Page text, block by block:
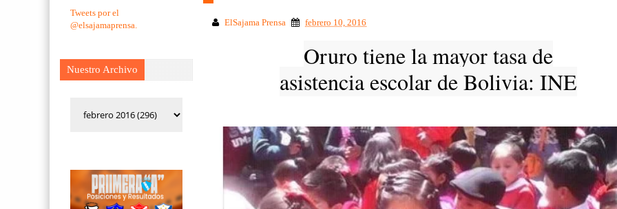
Tweets por el
@elsajamaprensa.
Nuestro Archivo
ElSajama Prensa febrero 10, 2016
Oruro tiene la mayor tasa de
asistencia escolar de Bolivia: INE